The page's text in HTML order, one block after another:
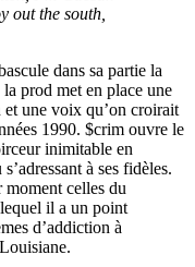
out the south,
dans sa partie la
prod met en place une
et une voix qu’on croirait
1990. $crim ouvre le
inimitable en
à ses fidèles.
moment celles du
il a un point
d’addiction à